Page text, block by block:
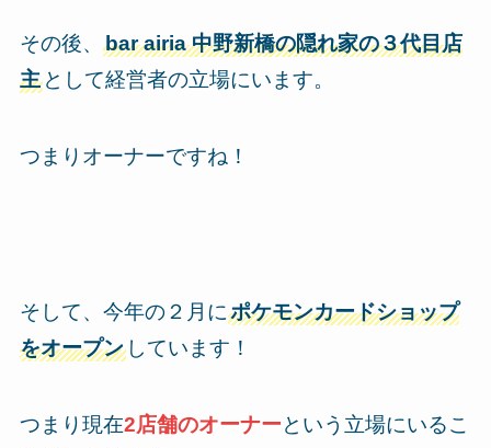
その後、 bar airia 中野新橋の隠れ家の３代目店
主として経営者の立場にいます。
つまりオーナーですね！
そして、今年の２月にポケモンカードショップ
をオープンしています！
つまり現在2店舗のオーナーという立場にいるこ